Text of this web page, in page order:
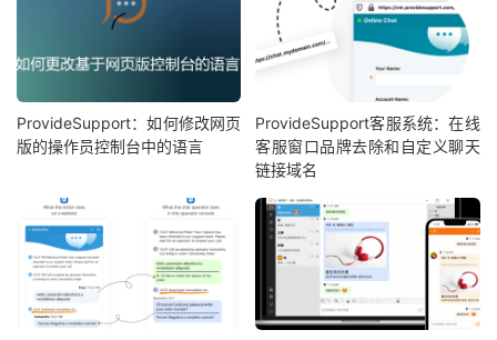
ProvideSupport：如何修改网页
版的操作员控制台中的语言
ProvideSupport客服系统：在线
客服窗口品牌去除和自定义聊天
链接域名